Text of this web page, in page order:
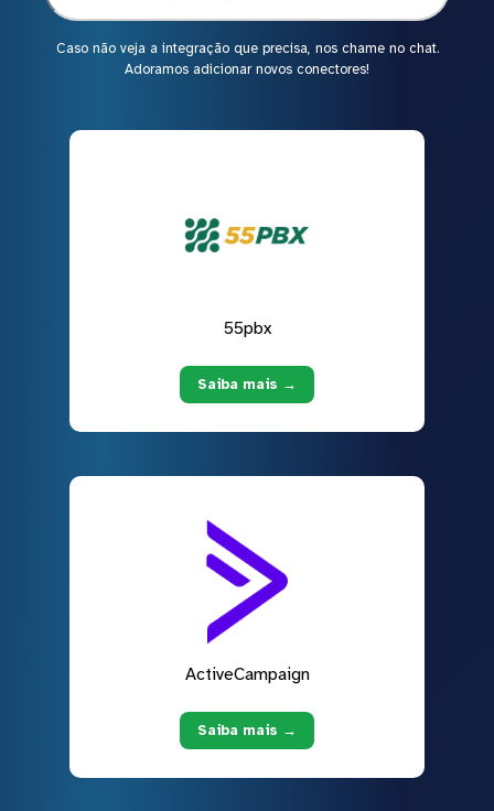
Caso não veja a integração que precisa, nos chame no chat.
Adoramos adicionar novos conectores!
55pbx
Saiba mais →
ActiveCampaign
Saiba mais →